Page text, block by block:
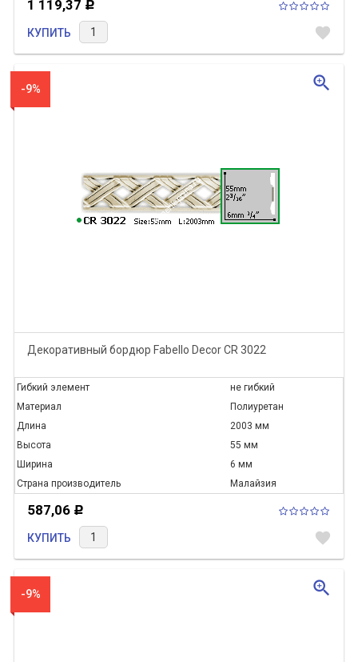
1 119,37 Р
КУПИТЬ favorite
-9%
Декоративный бордюр Fabello Decor CR 3022
Гибкий элемент
не гибкий
Материал
Полиуретан
Длина
2003 мм
Высота
55 мм
Ширина
6 мм
Страна производитель
Малайзия
587,06 Р
КУПИТЬ favorite
zoom_in
-9% zoom_in